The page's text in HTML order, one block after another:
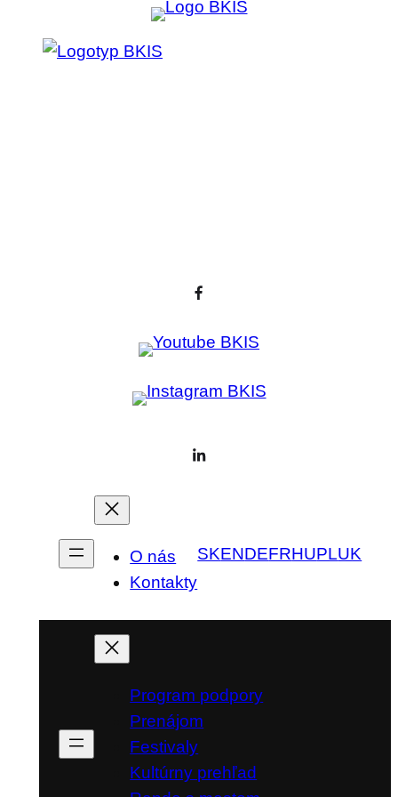
O nás
Kontakty
SKENDEFRHUPLUK
Program podpory
Prenájom
Festivaly
Kultúrny prehľad